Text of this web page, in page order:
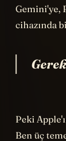
ama
Gemini'ye,
Peki